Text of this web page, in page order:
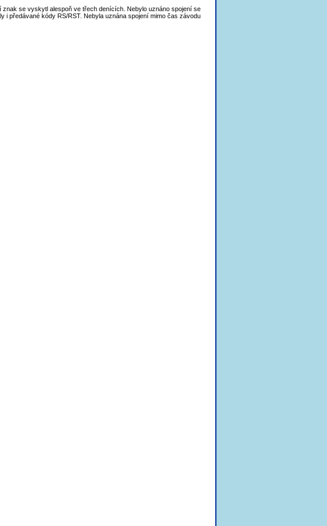
se vyskytl alespoň ve třech denících. Nebylo uznáno spojení se
předávané kódy RS/RST. Nebyla uznána spojení mimo čas závodu